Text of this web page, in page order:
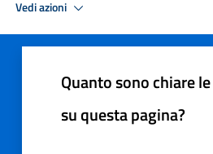
Vedi azioni
Quanto sono chiare
su questa pagina?